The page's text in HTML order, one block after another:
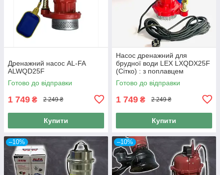
Дренажний насос AL-FA
ALWQD25F
Готово до відправки
1 749 ₴ 2 249 ₴
Купити
Насос дренажний для
брудної води LEX LXQDX25F
(Сітко) : з поплавцем
Готово до відправки
1 749 ₴ 2 249 ₴
Купити
–10% –10%